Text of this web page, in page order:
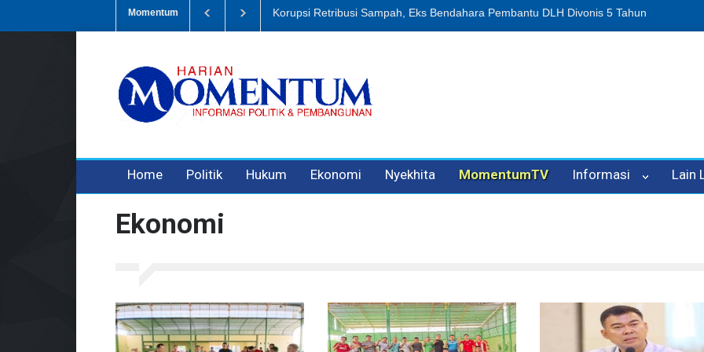
Momentum Dugaan Penipuan Oleh Oknum Kadis, Kuasa Hukum Pelapor Desak Polisi Tetapkan P-
Home Politik Hukum Ekonomi Nyekhita MomentumTV Informasi Lain
Ekonomi